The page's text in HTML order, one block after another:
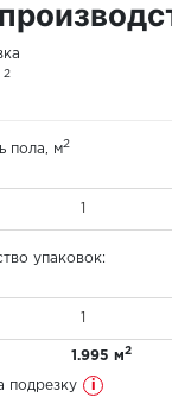
2
пола, м2
упаковок:
1.995 м2
подрезку i